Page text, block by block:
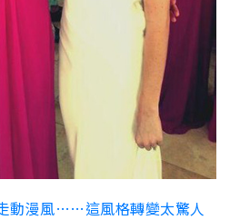
動漫風……這風格轉變太驚人